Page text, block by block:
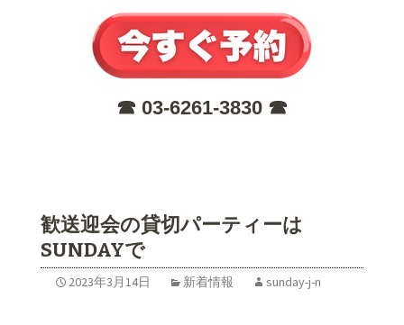
☎︎ 03-6261-3830 ☎︎
歓送迎会の貸切パーティーは
SUNDAYで
2023年3月14日 新着情報 sunday-j-n